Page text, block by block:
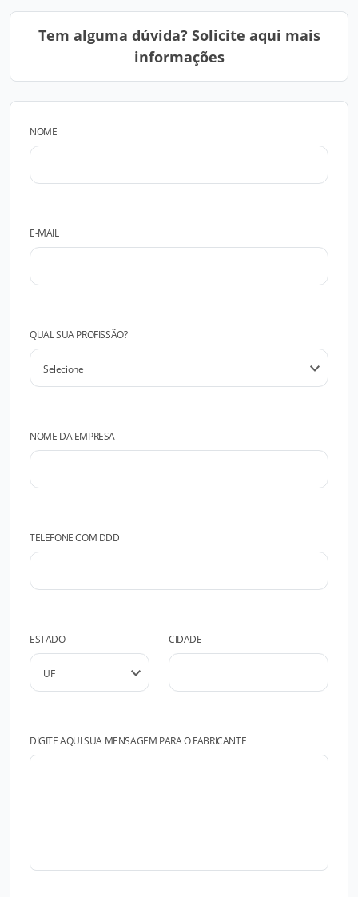
Tem alguma dúvida? Solicite aqui mais
informações
NOME
E-MAIL
QUAL SUA PROFISSÃO?
NOME DA EMPRESA
TELEFONE COM DDD
ESTADO CIDADE
DIGITE AQUI SUA MENSAGEM PARA O FABRICANTE